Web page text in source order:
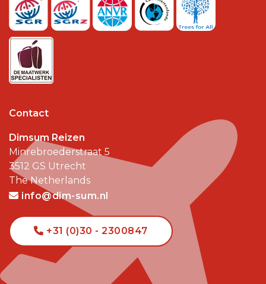
Contact
Dimsum Reizen
Minrebroederstraat 5
3512 GS Utrecht
The Netherlands
info@dim-sum.nl
+31 (0)30 - 2300847